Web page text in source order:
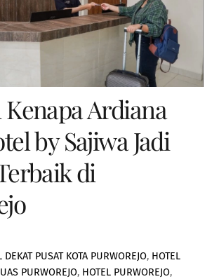
Kenapa Ardiana
by Sajiwa Jadi
di
DEKAT PUSAT KOTA PURWOREJO, HOTEL
PURWOREJO, HOTEL PURWOREJO,